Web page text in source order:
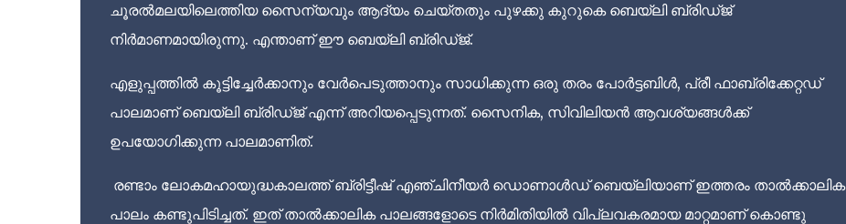
ചൂരൽമലയിലെത്തിയ സൈന്യവും ആദ്യം ചെയ്തതും പുഴക്കു കുറുകെ ബെയ്‌ലി ബ്രിഡ്ജ്
നിർമാണമായിരുന്നു. എന്താണ് ഈ ബെയ്‌ലി ബ്രിഡ്ജ്.
എളുപ്പത്തിൽ കൂട്ടിച്ചേർക്കാനും വേർപെടുത്താനും സാധിക്കുന്ന ഒരു തരം പോർട്ടബിൾ, പ്രീ ഫാബ്രിക്കേറ്റഡ്
പാലമാണ് ബെയ്‌ലി ബ്രിഡ്ജ് എന്ന് അറിയപ്പെടുന്നത്. സൈനിക, സിവിലിയൻ ആവശ്യങ്ങൾക്ക്
ഉപയോഗിക്കുന്ന പാലമാണിത്.
രണ്ടാം ലോകമഹായുദ്ധകാലത്ത് ബ്രിട്ടീഷ് എഞ്ചിനീയർ ഡൊണാൾഡ് ബെയ്‌ലിയാണ് ഇത്തരം താൽക്കാലിക
പാലം കണ്ടുപിടിച്ചത്. ഇത് താൽക്കാലിക പാലങ്ങളോടെ നിർമിതിയിൽ വിപ്ലവകരമായ മാറ്റമാണ് കൊണ്ടു